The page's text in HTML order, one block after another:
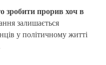
зробити прорив хоч в
залишається
у політичному житті